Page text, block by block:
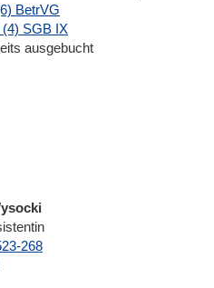
BetrVG
(4) SGB IX
ausgebucht
268